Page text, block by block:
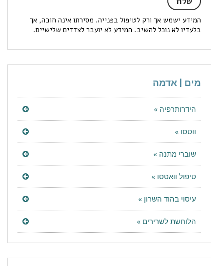
המידע ישמש אך ורק לטיפול בפנייה. מסירתו אינה חובה, אך
בלעדיו לא נוכל להשיב. המידע לא יועבר לצדדים שלישיים.
מים | אדמה
הידרותרפיה »
ווטסו »
שוברי מתנה »
טיפול וואטסו »
עיסוי בהוד השרון »
הלוחשת לשרירים »